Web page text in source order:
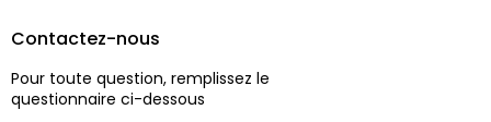
Contactez-nous
Pour toute question, remplissez le
questionnaire ci-dessous